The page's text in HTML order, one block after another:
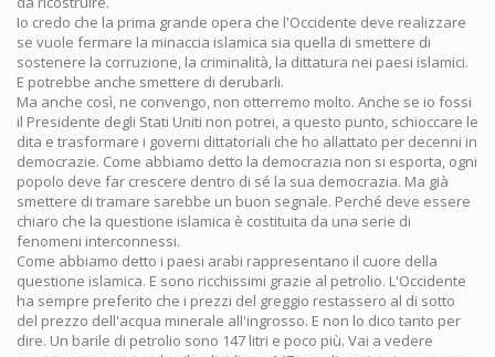
Io credo che la prima grande opera che l'Occidente deve realizzare
se vuole fermare la minaccia islamica sia quella di smettere di
sostenere la corruzione, la criminalità, la dittatura nei paesi islamici.
E potrebbe anche smettere di derubarli.
Ma anche così, ne convengo, non otterremo molto. Anche se io fossi
il Presidente degli Stati Uniti non potrei, a questo punto, schioccare le
dita e trasformare i governi dittatoriali che ho allattato per decenni in
democrazie. Come abbiamo detto la democrazia non si esporta, ogni
popolo deve far crescere dentro di sé la sua democrazia. Ma già
smettere di tramare sarebbe un buon segnale. Perché deve essere
chiaro che la questione islamica è costituita da una serie di
fenomeni interconnessi.
Come abbiamo detto i paesi arabi rappresentano il cuore della
questione islamica. E sono ricchissimi grazie al petrolio. L'Occidente
ha sempre preferito che i prezzi del greggio restassero al di sotto
del prezzo dell'acqua minerale all'ingrosso. E non lo dico tanto per
dire. Un barile di petrolio sono 147 litri e poco più. Vai a vedere